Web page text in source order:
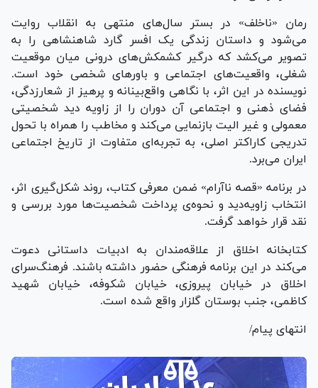
رمان «ناخلف» در بستر سال‌های منتهی به انقلاب روایت
می‌شود و داستان زندگی یک افسر گارد شاهنشاهی را به
تصویر می‌کشد که درگیر کشمکش‌های درونی میان موقعیت
شغلی، واقعیت‌های اجتماعی و باورهای شخصی خود است.
نویسنده در این اثر، با نگاهی واقع‌بینانه و پرهیز از شعارزدگی،
فضای ذهنی و اجتماعی آن دوران را از زاویه دید شخصیتی
معمولی و غیر الیت بازنمایی می‌کند و مخاطب را همراه با تحول
تدریجی کاراکتر اصلی، به تجربه‌ای متفاوت از تاریخ اجتماعی
ایران می‌برد.
در برنامه «قصه ناآرام» ضمن معرفی کتاب، روند شکل‌گیری اثر،
انتخاب زاویه‌دید و نحوه‌ی پرداخت شخصیت‌ها مورد بررسی و
نقد قرار خواهد گرفت.
کتابخانه اخلاق از علاقه‌مندان به ادبیات داستانی دعوت
می‌کند در این برنامه فرهنگی حضور داشته باشند. فرهنگ‌سرای
اخلاق در خیابان پیروزی، خیابان شکوفه، خیابان شهید
کاظمی، جنب بوستان گلزار واقع شده است.
انتهای پیام/